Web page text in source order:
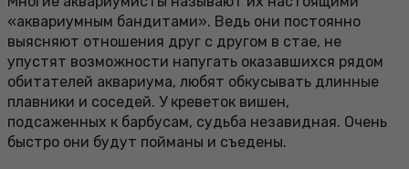
«аквариумным бандитами». Ведь они постоянно
выясняют отношения друг с другом в стае, не
упустят возможности напугать оказавшихся рядом
обитателей аквариума, любят обкусывать длинные
плавники и соседей. У креветок вишен,
подсаженных к барбусам, судьба незавидная. Очень
быстро они будут пойманы и съедены.